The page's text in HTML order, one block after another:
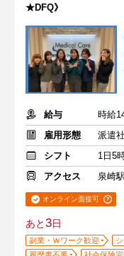
★DFQ》
給与
時給
雇用形態
派遣
シフト
1日5
アクセス
泉崎駅
オンライン面接可
あと3日
副業・Ｗワーク歓迎